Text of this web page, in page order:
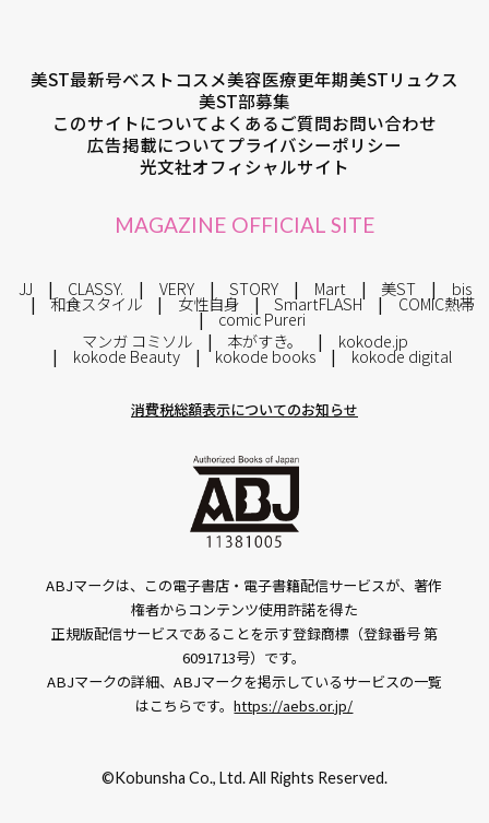
美ST最新号ベストコスメ美容医療更年期美STリュクス
美ST部募集
このサイトについてよくあるご質問お問い合わせ
広告掲載についてプライバシーポリシー
光文社オフィシャルサイト
MAGAZINE OFFICIAL SITE
JJ CLASSY. VERY STORY Mart 美ST bis
和食スタイル 女性自身 SmartFLASH COMIC熱帯
comic Pureri
マンガ コミソル
本がすき。 kokode.jp
kokode Beauty kokode books kokode digital
消費税総額表示についてのお知らせ
ABJマークは、この電子書店・電子書籍配信サービスが、著作
権者からコンテンツ使用許諾を得た
正規版配信サービスであることを示す登録商標（登録番号 第
6091713号）です。
ABJマークの詳細、ABJマークを掲示しているサービスの一覧
はこちらです。https://aebs.or.jp/
©Kobunsha Co., Ltd. All Rights Reserved.